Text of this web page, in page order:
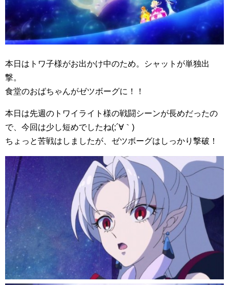
本日はトワ子様がお出かけ中のため。シャットが単独出
撃。
食堂のおばちゃんがゼツボーグに！！
本日は先週のトワイライト様の戦闘シーンが長めだったの
で、今回は少し短めでしたね(;´∀｀)
ちょっと苦戦はしましたが、ゼツボーグはしっかり撃破！